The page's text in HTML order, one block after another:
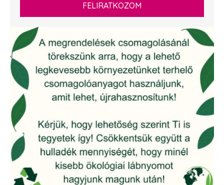
FELIRATKOZOM